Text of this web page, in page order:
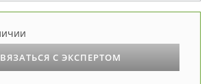
С ЭКСПЕРТОМ